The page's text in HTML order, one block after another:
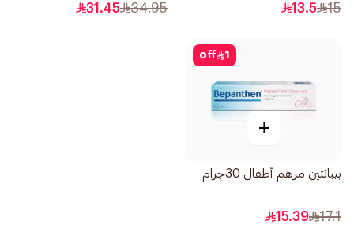
15
13.5
34.95
31.45
1
off
+
بيبانثين مرهم أطفال 30جرام
17.1
15.39